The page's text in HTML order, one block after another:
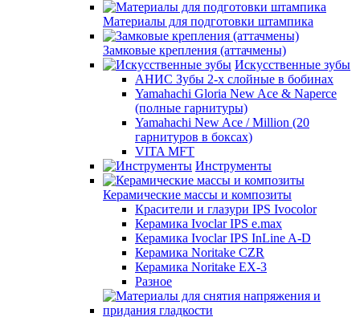
Материалы для подготовки штампика
Замковые крепления (аттачмены)
Искусственные зубы
АНИС Зубы 2-х слойные в бобинах
Yamahachi Gloria New Ace & Naperce
(полные гарнитуры)
Yamahachi New Ace / Million (20
гарнитуров в боксах)
VITA MFT
Инструменты
Керамические массы и композиты
Красители и глазури IPS Ivocolor
Керамика Ivoclar IPS e.max
Керамика Ivoclar IPS InLine A-D
Керамика Noritake CZR
Керамика Noritake EX-3
Разное